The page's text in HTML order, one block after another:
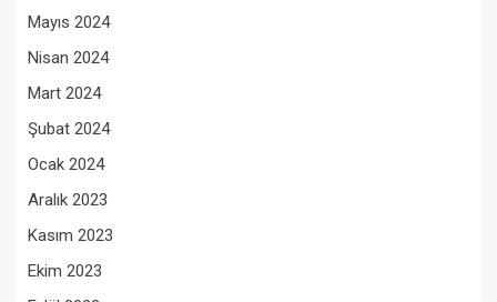
Mayıs 2024
Nisan 2024
Mart 2024
Şubat 2024
Ocak 2024
Aralık 2023
Kasım 2023
Ekim 2023